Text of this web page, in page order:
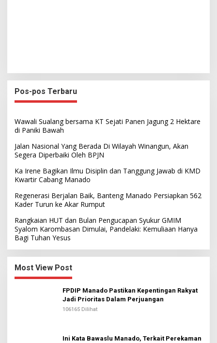
Pos-pos Terbaru
Wawali Sualang bersama KT Sejati Panen Jagung 2 Hektare
di Paniki Bawah
Jalan Nasional Yang Berada Di Wilayah Winangun, Akan
Segera Diperbaiki Oleh BPJN
Ka Irene Bagikan Ilmu Disiplin dan Tanggung Jawab di KMD
Kwartir Cabang Manado
Regenerasi Berjalan Baik, Banteng Manado Persiapkan 562
Kader Turun ke Akar Rumput
Rangkaian HUT dan Bulan Pengucapan Syukur GMIM
Syalom Karombasan Dimulai, Pandelaki: Kemuliaan Hanya
Bagi Tuhan Yesus
Most View Post
FPDIP Manado Pastikan Kepentingan Rakyat
Jadi Prioritas Dalam Perjuangan
106165 Dilihat
Ini Kata Bawaslu Manado, Terkait Perekaman